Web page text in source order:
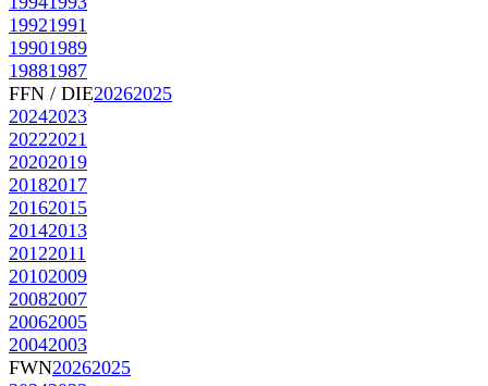
19921991
19901989
19881987
FFN / DIE20262025
20242023
20222021
20202019
20182017
20162015
20142013
20122011
20102009
20082007
20062005
20042003
FWN20262025